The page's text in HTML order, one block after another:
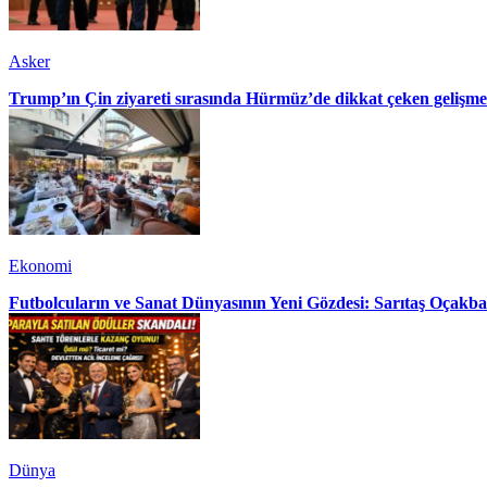
Asker
Trump’ın Çin ziyareti sırasında Hürmüz’de dikkat çeken gelişme
Ekonomi
Futbolcuların ve Sanat Dünyasının Yeni Gözdesi: Sarıtaş
Dünya